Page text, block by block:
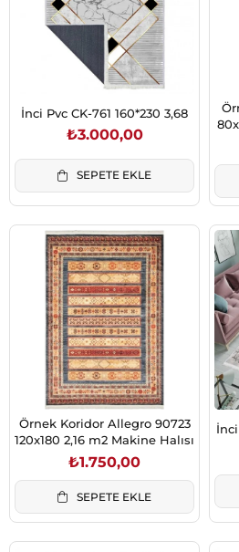
İnci Pvc CK-761 160*230 3,68
₺3.000,00
SEPETE EKLE
Örnek Koridor Allegro 90723
120x180 2,16 m2 Makine Halısı
₺1.750,00
SEPETE EKLE